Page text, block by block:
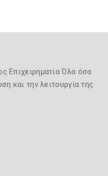
Επιχειρηματία Όλα όσα
και την λειτουργία της